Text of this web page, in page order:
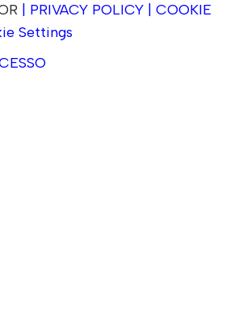
PRIVACY POLICY
COOKIE
Settings